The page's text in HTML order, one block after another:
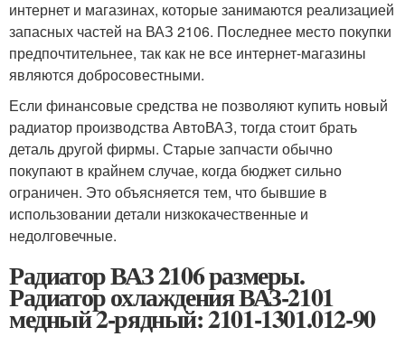
интернет и магазинах, которые занимаются реализацией
запасных частей на ВАЗ 2106. Последнее место покупки
предпочтительнее, так как не все интернет-магазины
являются добросовестными.
Если финансовые средства не позволяют купить новый
радиатор производства АвтоВАЗ, тогда стоит брать
деталь другой фирмы. Старые запчасти обычно
покупают в крайнем случае, когда бюджет сильно
ограничен. Это объясняется тем, что бывшие в
использовании детали низкокачественные и
недолговечные.
Радиатор ВАЗ 2106 размеры.
Радиатор охлаждения ВАЗ-2101
медный 2-рядный: 2101-1301.012-90